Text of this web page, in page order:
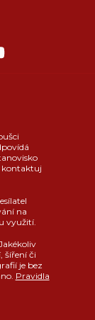
kontaktuj
na
využití.
šíření či
je bez
Pravidla